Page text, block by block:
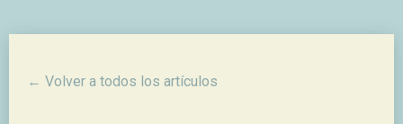
← Volver a todos los artículos